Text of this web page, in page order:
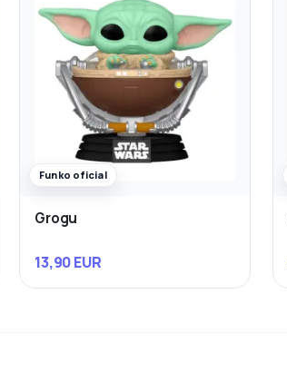
Funko oficial
Grogu
13,90 EUR